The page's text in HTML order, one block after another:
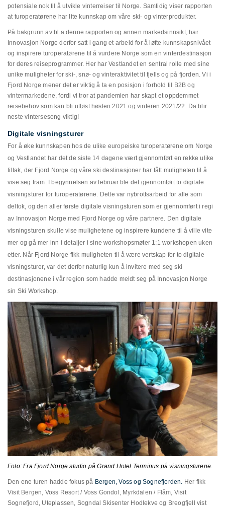
potensiale nok til å utvikle vinterreiser til Norge. Samtidig viser rapporten
at turoperatørene har lite kunnskap om våre ski- og vinterprodukter.
På bakgrunn av bl.a denne rapporten og annen markedsinnsikt, har
Innovasjon Norge derfor satt i gang et arbeid for å løfte kunnskapsnivået
og inspirere turoperatørene til å vurdere Norge som en vinterdestinasjon
for deres reiseprogrammer. Her har Vestlandet en sentral rolle med sine
unike muligheter for ski-, snø- og vinteraktivitet til fjells og på fjorden. Vi i
Fjord Norge mener det er viktig å ta en posisjon i forhold til B2B og
vintermarkedene, fordi vi tror at pandemien har skapt et oppdemmet
reisebehov som kan bli utløst høsten 2021 og vinteren 2021/22. Da blir
neste vintersesong viktig!
Digitale visningsturer
For å øke kunnskapen hos de ulike europeiske turoperatørene om Norge
og Vestlandet har det de siste 14 dagene vært gjennomført en rekke ulike
tiltak, der Fjord Norge og våre ski destinasjoner har fått muligheten til å
vise seg fram. I begynnelsen av februar ble det gjennomført to digitale
visningsturer for turoperatørene. Dette var nybrottsarbeid for alle som
deltok, og den aller første digitale visningsturen som er gjennomført i regi
av Innovasjon Norge med Fjord Norge og våre partnere. Den digitale
visningsturen skulle vise mulighetene og inspirere kundene til å ville vite
mer og gå mer inn i detaljer i sine workshopsmøter 1:1 workshopen uken
etter. Når Fjord Norge fikk muligheten til å være vertskap for to digitale
visningsturer, var det derfor naturlig kun å invitere med seg ski
destinasjonene i vår region som hadde meldt seg på Innovasjon Norge
sin Ski Workshop.
Foto: Fra Fjord Norge studio på Grand Hotel Terminus på visningsturene.
Den ene turen hadde fokus på Bergen, Voss og Sognefjorden. Her fikk
Visit Bergen, Voss Resort / Voss Gondol, Myrkdalen / Flåm, Visit
Sognefjord, Uteplassen, Sogndal Skisenter Hodlekve og Breogfjell vist